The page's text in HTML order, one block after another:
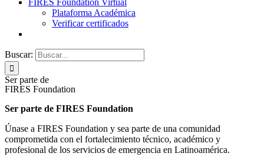
FIRES Foundation Virtual
Plataforma Académica
Verificar certificados
Buscar:
Ser parte de
FIRES Foundation
Ser parte de FIRES Foundation
Únase a FIRES Foundation y sea parte de una comunidad
comprometida con el fortalecimiento técnico, académico y
profesional de los servicios de emergencia en Latinoamérica.